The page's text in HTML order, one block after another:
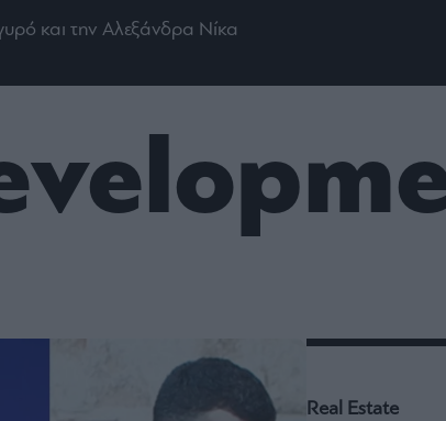
is
και την Αλεξάνδρα Νίκα
Real Estate